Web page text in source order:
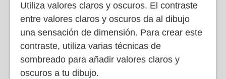
Utiliza valores claros y oscuros. El contraste
entre valores claros y oscuros da al dibujo
una sensación de dimensión. Para crear este
contraste, utiliza varias técnicas de
sombreado para añadir valores claros y
oscuros a tu dibujo.